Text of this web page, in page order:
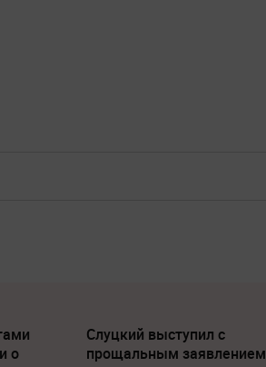
о
Слуцкий выступил с
прощальным заявлением